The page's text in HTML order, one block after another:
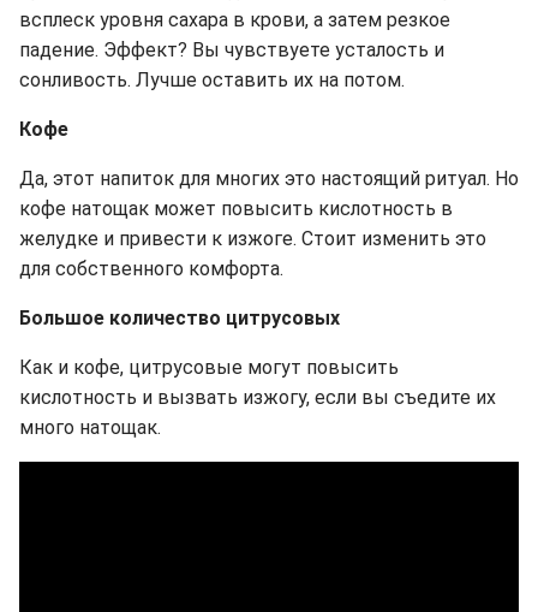
всплеск уровня сахара в крови, а затем резкое
падение. Эффект? Вы чувствуете усталость и
сонливость. Лучше оставить их на потом.
Кофе
Да, этот напиток для многих это настоящий ритуал. Но
кофе натощак может повысить кислотность в
желудке и привести к изжоге. Стоит изменить это
для собственного комфорта.
Большое количество цитрусовых
Как и кофе, цитрусовые могут повысить
кислотность и вызвать изжогу, если вы съедите их
много натощак.